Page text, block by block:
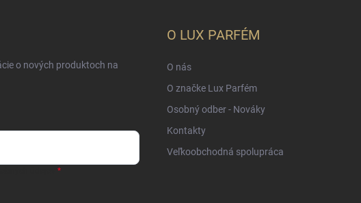
o nových produktoch na
O LUX PARFÉM
O nás
O značke Lux Parfém
Osobný odber - Nováky
Kontakty
Veľkoobchodná spolupráca